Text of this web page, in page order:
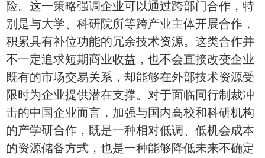
险。 这一策略强调企业可以通过跨部门合作，特
别是与大学、科研院所等跨产业主体开展合作，
积累具有补位功能的冗余技术资源。这类合作并
不一定追求短期商业收益，也不会直接改变企业
既有的市场交易关系，却能够在外部技术资源受
限时为企业提供潜在支撑。对于面临同行制裁冲
击的中国企业而言，加强与国内高校和科研机构
的产学研合作，既是一种相对低调、低机会成本
的资源储备方式，也是一种能够降低未来不确定